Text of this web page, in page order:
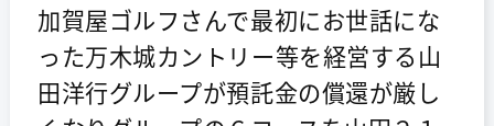
加賀屋ゴルフさんで最初にお世話にな
った万木城カントリー等を経営する山
田洋行グループが預託金の償還が厳し